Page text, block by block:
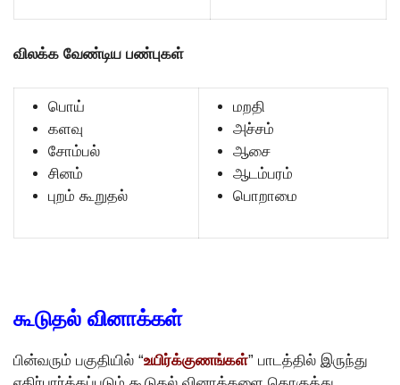
விலக்க வேண்டிய பண்புகள்
பொய்
களவு
சோம்பல்
சினம்
புறம் கூறுதல்
மறதி
அச்சம்
ஆசை
ஆடம்பரம்
பொறாமை
கூடுதல் வினாக்கள்
பின்வரும் பகுதியில் “உயிர்க்குணங்கள்” பாடத்தில் இருந்து